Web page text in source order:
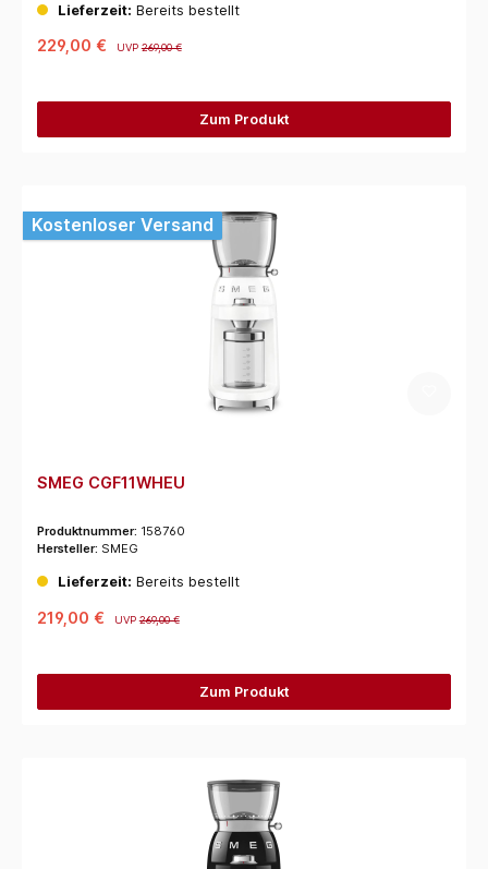
Lieferzeit: Bereits bestellt
229,00 € UVP269,00 €
Zum Produkt
Kostenloser Versand
SMEG CGF11WHEU
Produktnummer: 158760
Hersteller: SMEG
Lieferzeit: Bereits bestellt
219,00 € UVP269,00 €
Zum Produkt